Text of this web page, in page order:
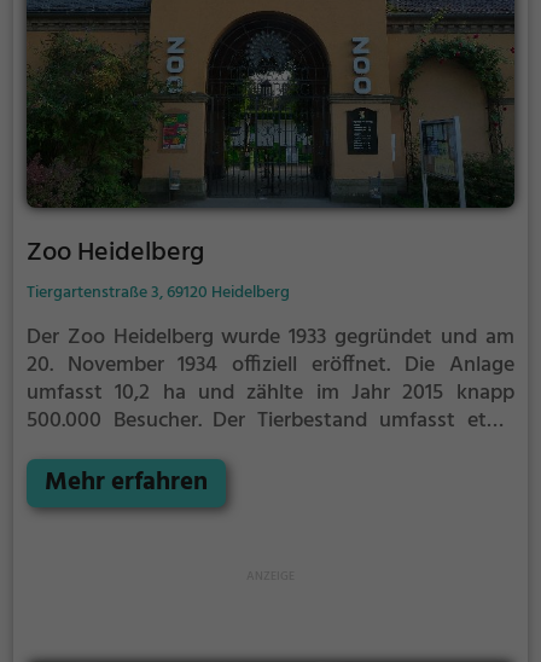
Zoo Heidelberg
Tiergartenstraße 3, 69120 Heidelberg
Der Zoo Heidelberg wurde 1933 gegründet und am
20. November 1934 offiziell eröffnet. Die Anlage
umfasst 10,2 ha und zählte im Jahr 2015 knapp
500.000 Besucher. Der Tierbestand umfasst etwa
Januar 2019). Der Zoo beteiligt sich an mehreren
Europäischen Erhaltungszuchtprogrammen.
Mehr erfahren